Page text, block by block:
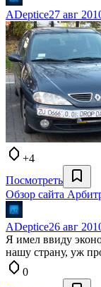
ADeptice27 авг
+4
Посмотреть
Обзор сайта
ADeptice26 авг
Я имел ввиду
нашу страну, уж
0